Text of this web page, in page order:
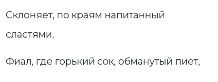
Склоняет, по краям напитанный
сластями.
Фиал, где горький сок, обманутый пиет,